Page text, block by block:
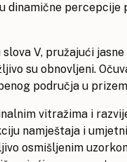
dinamične
V, pružajući
su obnovljeni.
područja u
vitražima i
namještaja i
osmišljenim